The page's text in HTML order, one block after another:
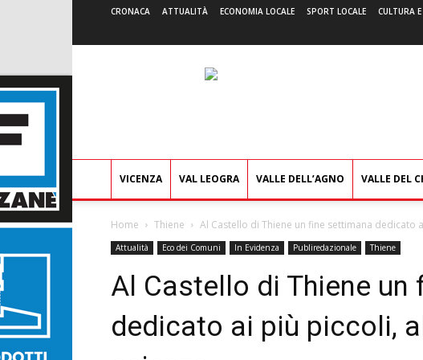
CRONACA ATTUALITÀ ECONOMIA LOCALE SPORT LOCALE CULTURA
VICENZA VAL LEOGRA VALLE DELL’AGNO VALLE DEL
Home Thiene Al Castello di Thiene un fine settimana dedicato
Attualità Eco dei Comuni In Evidenza Publiredazionale Thiene
Al Castello di Thiene un
dedicato ai più piccoli,